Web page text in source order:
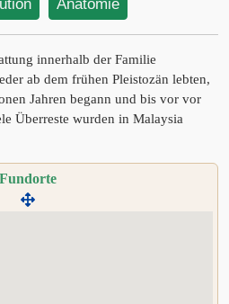
Anatomie
innerhalb der Familie
ab dem frühen Pleistozän lebten,
Jahren begann und bis vor vor
Überreste wurden in Malaysia
Fundorte